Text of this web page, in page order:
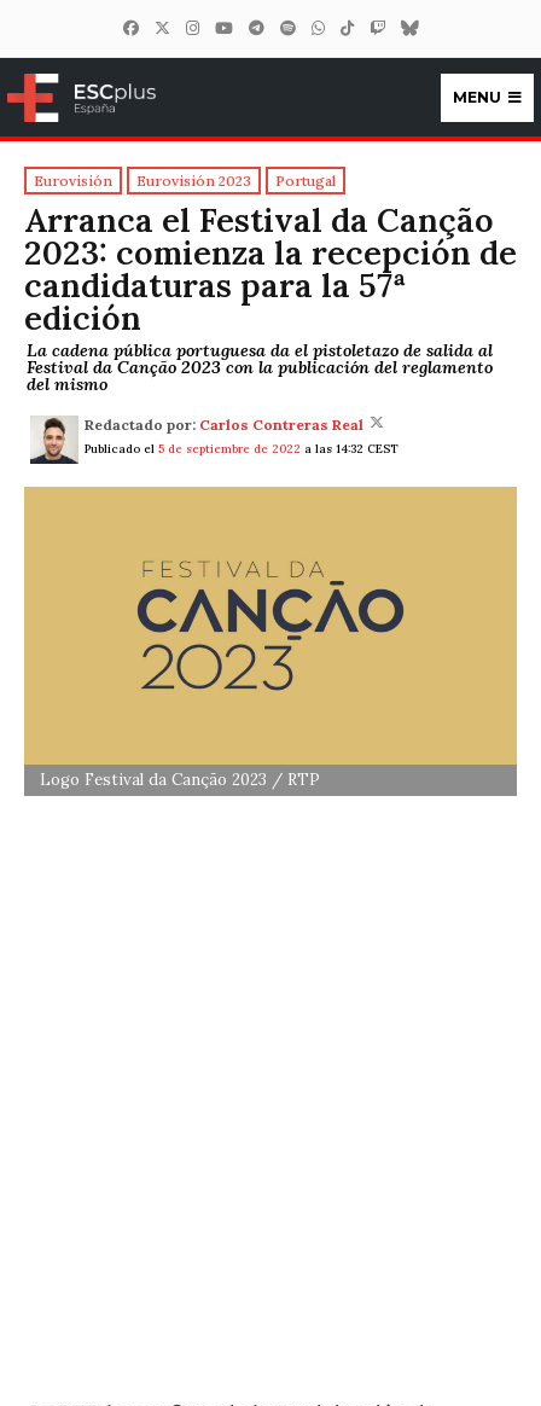
ESCplus España
MENU
Eurovisión Eurovisión 2023 Portugal
Arranca el Festival da Canção
2023: comienza la recepción de
candidaturas para la 57ª
edición
La cadena pública portuguesa da el pistoletazo de salida al
Festival da Canção 2023 con la publicación del reglamento
del mismo
Redactado por: Carlos Contreras Real
Publicado el 5 de septiembre de 2022 a las 14:32 CEST
Logo Festival da Canção 2023 / RTP